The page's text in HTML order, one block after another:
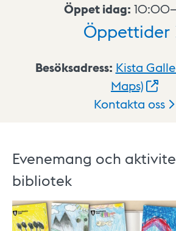
Öppet idag:
Öppettider
Besöksadress: Kista
Maps)
Kontakta oss
Evenemang och
bibliotek